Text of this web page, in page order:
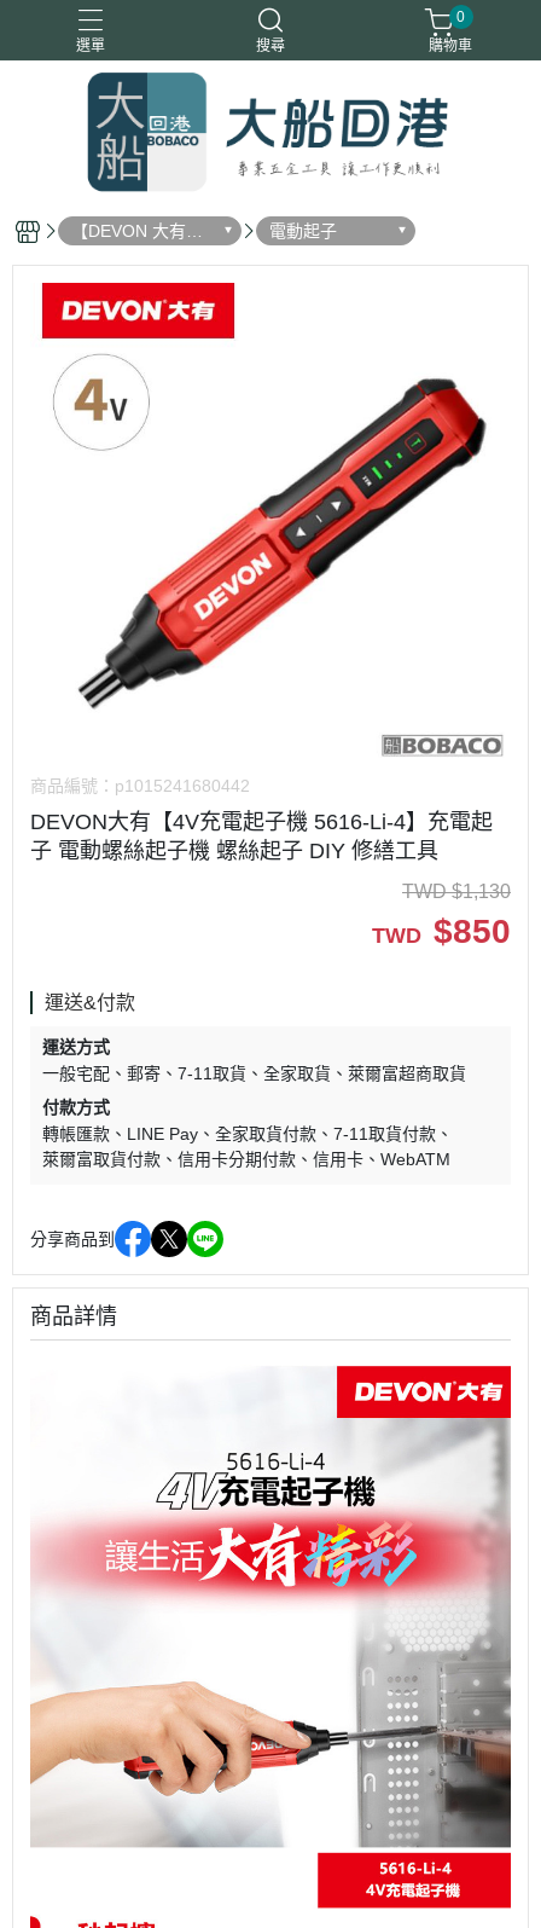
選單 搜尋
0
購物車
【DEVON 大有工
具】
電動起子
商品編號： p1015241680442
DEVON大有【4V充電起子機 5616-Li-4】充電起
子 電動螺絲起子機 螺絲起子 DIY 修繕工具
TWD $1,130
TWD $850
運送&付款
運送方式
一般宅配
郵寄 7-11取貨 全家取貨
萊爾富超商取貨
付款方式
轉帳匯款
LINE Pay 全家取貨付款
7-11取貨付款
萊爾富取貨付款
信用卡分期付款 信用卡 WebATM
分享商品到
商品詳情